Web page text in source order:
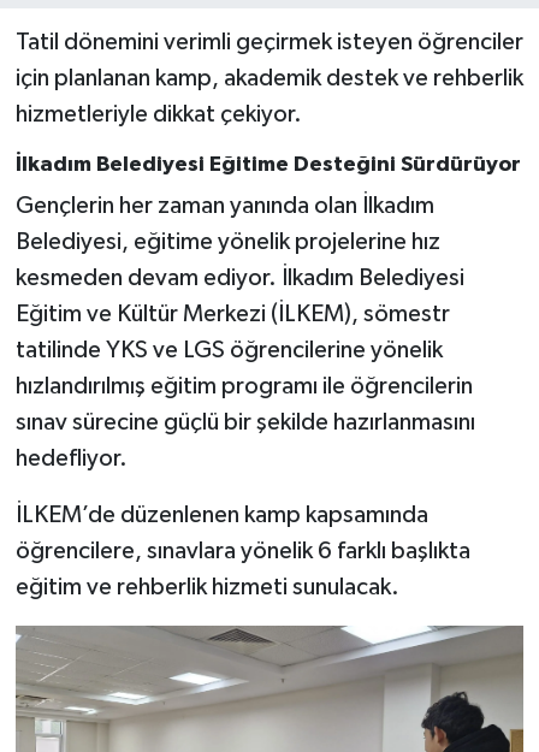
Tatil dönemini verimli geçirmek isteyen öğrenciler
için planlanan kamp, akademik destek ve rehberlik
hizmetleriyle dikkat çekiyor.
İlkadım Belediyesi Eğitime Desteğini Sürdürüyor
Gençlerin her zaman yanında olan İlkadım
Belediyesi, eğitime yönelik projelerine hız
kesmeden devam ediyor. İlkadım Belediyesi
Eğitim ve Kültür Merkezi (İLKEM), sömestr
tatilinde YKS ve LGS öğrencilerine yönelik
hızlandırılmış eğitim programı ile öğrencilerin
sınav sürecine güçlü bir şekilde hazırlanmasını
hedefliyor.
İLKEM’de düzenlenen kamp kapsamında
öğrencilere, sınavlara yönelik 6 farklı başlıkta
eğitim ve rehberlik hizmeti sunulacak.